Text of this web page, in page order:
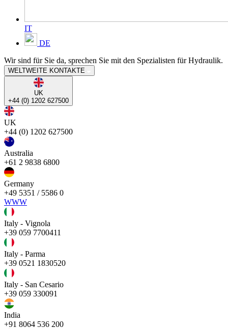
IT
DE
Wir sind für Sie da, sprechen Sie mit den Spezialisten für Hydraulik.
WELTWEITE KONTAKTE
UK
+44 (0) 1202 627500
UK
+44 (0) 1202 627500
Australia
+61 2 9838 6800
Germany
+49 5351 / 5586 0
WWW
Italy - Vignola
+39 059 7700411
Italy - Parma
+39 0521 1830520
Italy - San Cesario
+39 059 330091
India
+91 8064 536 200